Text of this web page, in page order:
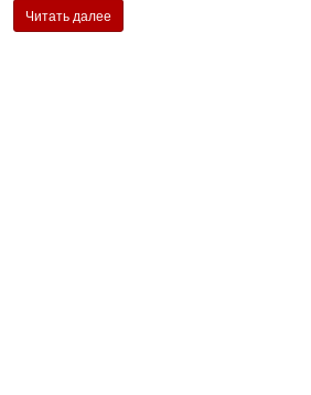
Читать далее